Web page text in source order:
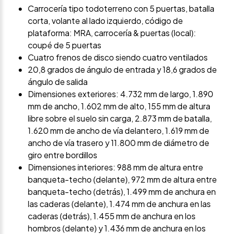
Carrocería tipo todoterreno con 5 puertas, batalla
corta, volante al lado izquierdo, código de
plataforma: MRA, carrocería & puertas (local):
coupé de 5 puertas
Cuatro frenos de disco siendo cuatro ventilados
20,8 grados de ángulo de entrada y 18,6 grados de
ángulo de salida
Dimensiones exteriores: 4.732 mm de largo, 1.890
mm de ancho, 1.602 mm de alto, 155 mm de altura
libre sobre el suelo sin carga, 2.873 mm de batalla,
1.620 mm de ancho de vía delantero, 1.619 mm de
ancho de vía trasero y 11.800 mm de diámetro de
giro entre bordillos
Dimensiones interiores: 988 mm de altura entre
banqueta-techo (delante), 972 mm de altura entre
banqueta-techo (detrás), 1.499 mm de anchura en
las caderas (delante), 1.474 mm de anchura en las
caderas (detrás), 1.455 mm de anchura en los
hombros (delante) y 1.436 mm de anchura en los